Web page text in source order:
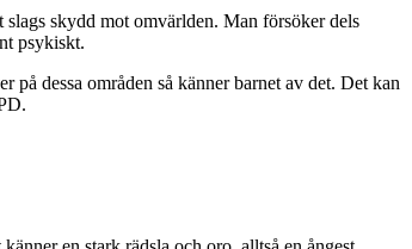
skydd mot omvärlden. Man försöker dels
psykiskt.
dessa områden så känner barnet av det. Det kan